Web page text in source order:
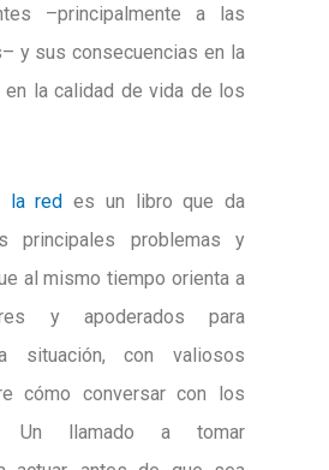
–principalmente a las
y sus consecuencias en la
en la calidad de vida de los
la red es un libro que da
principales problemas y
al mismo tiempo orienta a
y apoderados para
situación, con valiosos
cómo conversar con los
Un llamado a tomar